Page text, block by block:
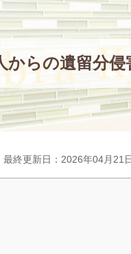
からの遺留分
最終更新日：2026年04月21